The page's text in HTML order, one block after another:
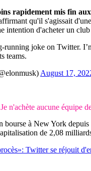
rapidement mis fin
qu'il s'agissait
intention d'acheter un club
running joke on Twitter.
teams.
August 17,
n'achète aucune équipe
bourse à New York depuis
de 2,08
Twitter se réjouit